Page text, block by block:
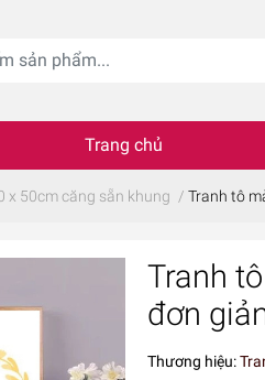
Trang chủ
x 50cm căng sẵn khung / Tranh tô
Tranh
đơn
Thương hiệu: